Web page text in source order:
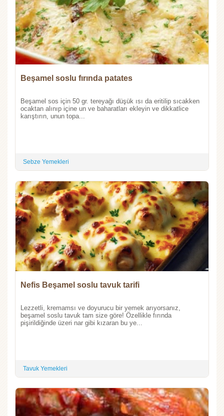
Beşamel soslu fırında patates
Beşamel sos için 50 gr. tereyağı düşük ısı da eritilip sıcakken
ocaktan alınıp içine un ve baharatları ekleyin ve dikkatlice
karıştırın, unun topa...
Sebze Yemekleri
Nefis Beşamel soslu tavuk tarifi
Lezzetli, kremamsı ve doyurucu bir yemek arıyorsanız,
beşamel soslu tavuk tam size göre! Özellikle fırında
pişirildiğinde üzeri nar gibi kızaran bu ye...
Tavuk Yemekleri